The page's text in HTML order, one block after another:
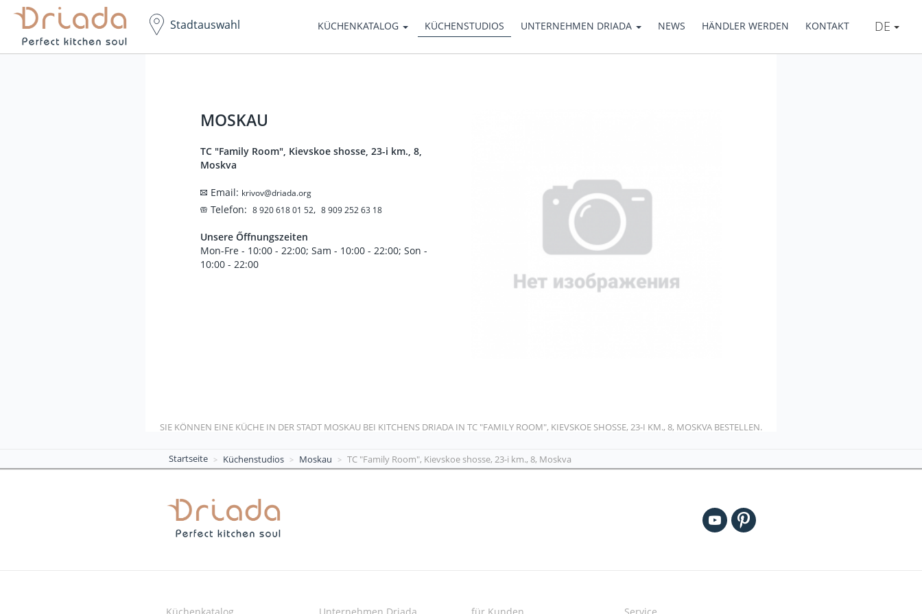
Stadtauswahl KÜCHENKATALOG KÜCHENSTUDIOS UNTERNEHMEN DRIADA NEWS HÄNDLER WERDEN KONTAKT DE
MOSKAU
TC "Family Room", Kievskoe shosse, 23-i km., 8,
Moskva
Email: krivov@driada.org
Telefon: 8 920 618 01 52, 8 909 252 63 18
Unsere Őffnungszeiten
Mon-Fre - 10:00 - 22:00; Sam - 10:00 - 22:00; Son -
10:00 - 22:00
SIE KÖNNEN EINE KÜCHE IN DER STADT MOSKAU BEI KITCHENS DRIADA IN TC "FAMILY ROOM", KIEVSKOE SHOSSE, 23-I KM., 8, MOSKVA BESTELLEN.
Startseite Küchenstudios Moskau TC "Family Room", Kievskoe shosse, 23-i km., 8, Moskva